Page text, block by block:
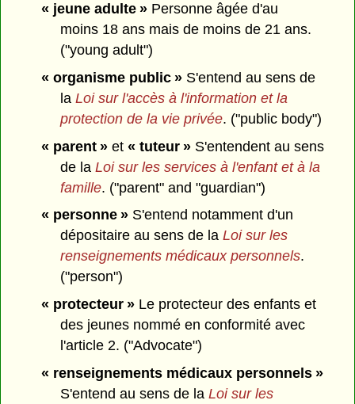
« jeune adulte »Personne âgée d'au
moins 18 ans mais de moins de 21 ans.
("young adult")
« organisme public » S'entend au sens de
la Loi sur l'accès à l'information et la
protection de la vie privée. ("public body")
« parent »et« tuteur » S'entendent au sens
de la Loi sur les services à l'enfant et à la
famille. ("parent" and "guardian")
« personne » S'entend notamment d'un
dépositaire au sens de la Loi sur les
renseignements médicaux personnels.
("person")
« protecteur » Le protecteur des enfants et
des jeunes nommé en conformité avec
l'article 2. ("Advocate")
« renseignements médicaux personnels »
S'entend au sens de la Loi sur les